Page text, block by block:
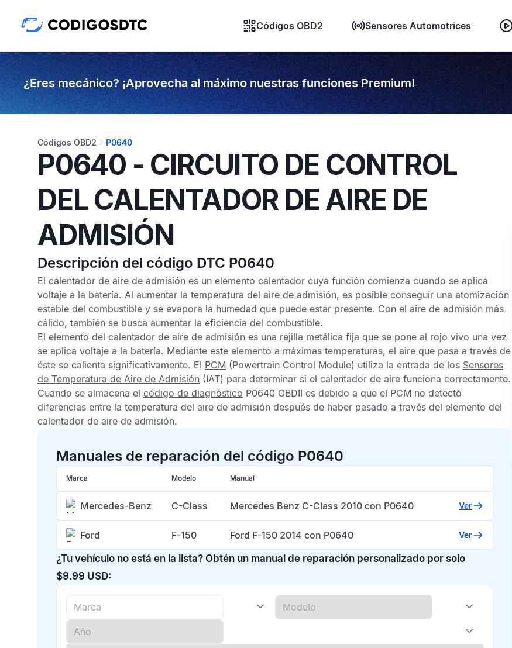
Códigos OBD2 Sensores Automotrices
¿Eres mecánico? ¡Aprovecha al máximo nuestras funciones Premium!
Códigos OBD2 P0640
P0640 - CIRCUITO DE CONTROL
DEL CALENTADOR DE AIRE DE
ADMISIÓN
Descripción del código DTC P0640
El calentador de aire de admisión es un elemento calentador cuya función comienza cuando se aplica
voltaje a la batería. Al aumentar la temperatura del aire de admisión, es posible conseguir una atomización
estable del combustible y se evapora la humedad que puede estar presente. Con el aire de admisión más
cálido, también se busca aumentar la eficiencia del combustible.
El elemento del calentador de aire de admisión es una rejilla metálica fija que se pone al rojo vivo una vez
se aplica voltaje a la batería. Mediante este elemento a máximas temperaturas, el aire que pasa a través de
éste se calienta significativamente. El PCM (Powertrain Control Module) utiliza la entrada de los Sensores
de Temperatura de Aire de Admisión (IAT) para determinar si el calentador de aire funciona correctamente.
Cuando se almacena el código de diagnóstico P0640 OBDII es debido a que el PCM no detectó
diferencias entre la temperatura del aire de admisión después de haber pasado a través del elemento del
calentador de aire de admisión.
Manuales de reparación del código P0640
Marca Modelo Manual
Mercedes-Benz C-Class Mercedes Benz C-Class 2010 con P0640 Ver
Ford F-150 Ford F-150 2014 con P0640 Ver
¿Tu vehículo no está en la lista? Obtén un manual de reparación personalizado por solo
$9.99 USD: